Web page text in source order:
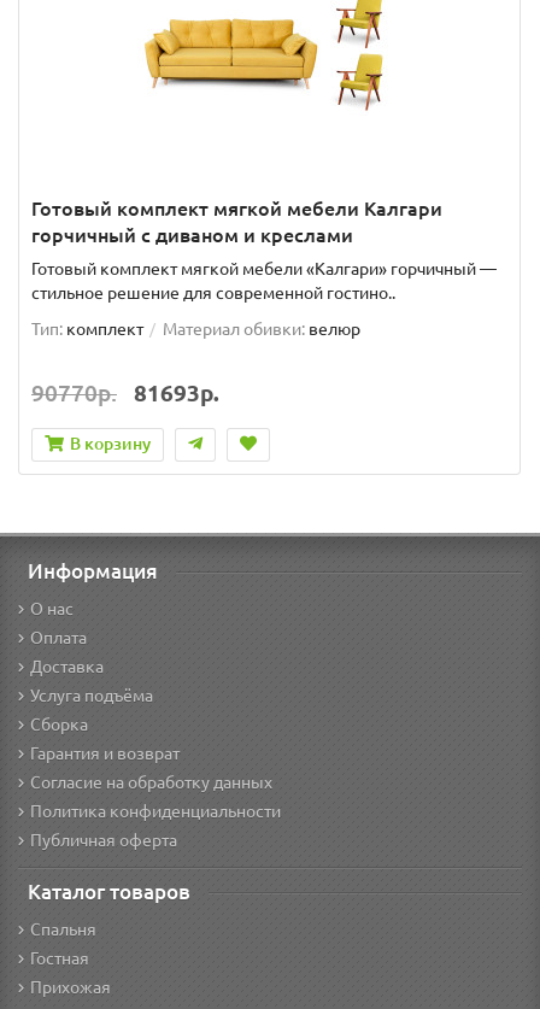
Готовый комплект мягкой мебели Калгари
горчичный с диваном и креслами
Готовый комплект мягкой мебели «Калгари» горчичный —
стильное решение для современной гостино..
Тип: комплект Материал обивки: велюр
90770р. 81693р.
В корзину
Информация
О нас
Оплата
Доставка
Услуга подъёма
Сборка
Гарантия и возврат
Согласие на обработку данных
Политика конфиденциальности
Публичная оферта
Каталог товаров
Спальня
Гостная
Прихожая